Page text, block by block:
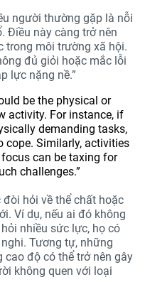
người thường gặp là nỗi
Điều này càng trở nên
trong môi trường xã hội.
đủ giỏi hoặc mắc lỗi
lực nặng nề.”
be the physical or
activity. For instance, if
demanding tasks,
Similarly, activities
can be taxing for
challenges.”
đòi hỏi về thể chất hoặc
Ví dụ, nếu ai đó không
nhiều sức lực, họ có
Tương tự, những
độ có thể trở nên gây
không quen với loại